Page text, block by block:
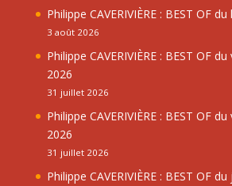
Philippe CAVERIVIÈRE : BEST OF
3 août 2026
Philippe CAVERIVIÈRE : BEST OF
2026
31 juillet 2026
Philippe CAVERIVIÈRE : BEST OF
2026
31 juillet 2026
Philippe CAVERIVIÈRE : BEST OF